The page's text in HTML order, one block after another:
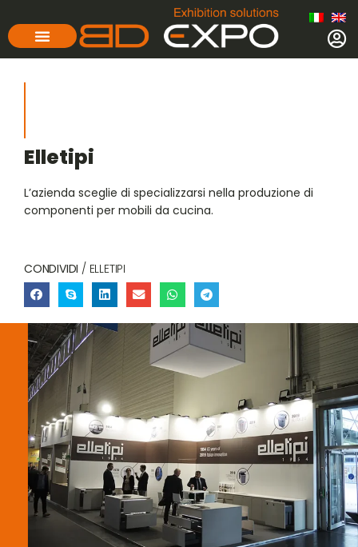
Elletipi
L’azienda sceglie di specializzarsi nella produzione di
componenti per mobili da cucina.
CONDIVIDI / ELLETIPI